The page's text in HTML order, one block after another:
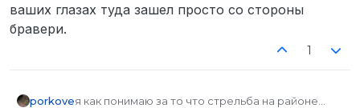
ваших глазах туда зашел просто со стороны
бравери.
1
porkoveя как понимаю за то что стрельба на районе